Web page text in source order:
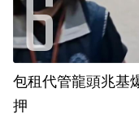
包租代管龍頭兆基
押